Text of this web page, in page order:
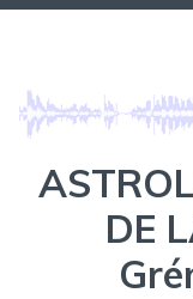
Aller
DE